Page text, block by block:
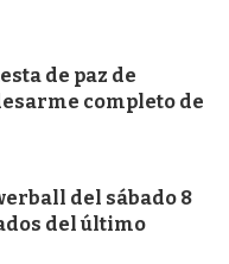
de paz de
completo de
del sábado 8
del último